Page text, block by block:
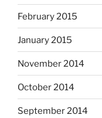
February 2015
January 2015
November 2014
October 2014
September 2014